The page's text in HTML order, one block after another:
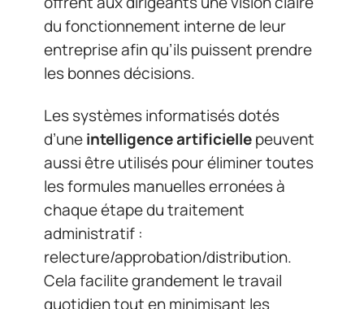
du fonctionnement interne de leur
entreprise afin qu’ils puissent prendre
les bonnes décisions.
Les systèmes informatisés dotés
d’uneintelligence artificiellepeuvent
aussi être utilisés pour éliminer toutes
les formules manuelles erronées à
chaque étape du traitement
administratif :
relecture/approbation/distribution.
Cela facilite grandement le travail
quotidien tout en minimisant les